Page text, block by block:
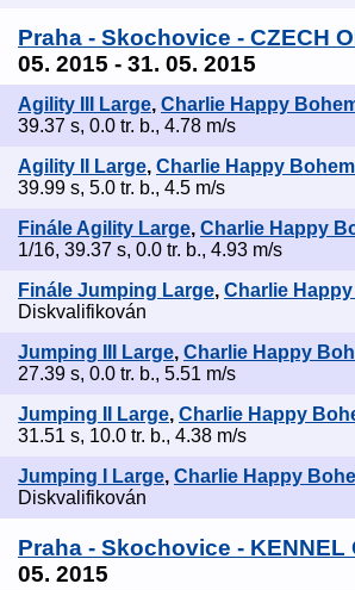
Praha - Skochovice - CZECH
05. 2015 - 31. 05. 2015
Agility III Large, Charlie Happy
39.37 s, 0.0 tr. b., 4.78 m/s
Agility II Large, Charlie Happy
39.99 s, 5.0 tr. b., 4.5 m/s
Finále Agility Large, Charlie Happy
1/16, 39.37 s, 0.0 tr. b., 4.93 m/s
Finále Jumping Large, Charlie
Diskvalifikován
Jumping III Large, Charlie Happy
27.39 s, 0.0 tr. b., 5.51 m/s
Jumping II Large, Charlie Happy
31.51 s, 10.0 tr. b., 4.38 m/s
Jumping I Large, Charlie Happy
Diskvalifikován
Praha - Skochovice - KENNEL
05. 2015